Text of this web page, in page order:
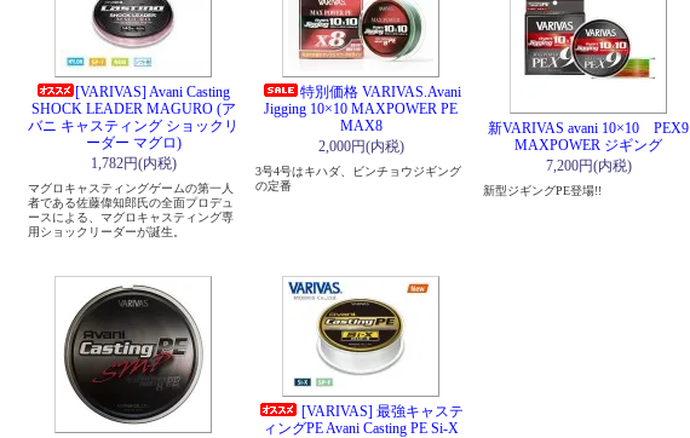
[VARIVAS] Avani Casting
SHOCK LEADER MAGURO (ア
バニ キャスティング ショックリ
ーダー マグロ)
1,782円(内税)
マグロキャスティングゲームの第一人
者である佐藤偉知郎氏の全面プロデュ
ースによる、マグロキャスティング専
用ショックリーダーが誕生。
特別価格 VARIVAS.Avani
Jigging 10×10 MAXPOWER PE
MAX8
2,000円(内税)
3号4号はキハダ、ビンチョウジギング
の定番
新VARIVAS avani 10×10 PEX9
MAXPOWER ジギング
7,200円(内税)
新型ジギングPE登場!!
[VARIVAS] 最強キャステ
ィングPE Avani Casting PE Si-X